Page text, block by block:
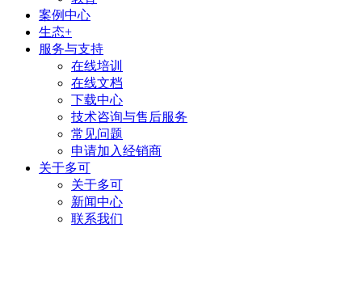
案例中心
生态+
服务与支持
在线培训
在线文档
下载中心
技术咨询与售后服务
常见问题
申请加入经销商
关于多可
关于多可
新闻中心
联系我们